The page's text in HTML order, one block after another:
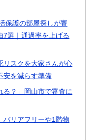
保護の部屋探しが審
7選｜通過率を上げる
リスクを大家さんが心
安を減らす準備
る？」岡山市で審査に
バリアフリーや1階物